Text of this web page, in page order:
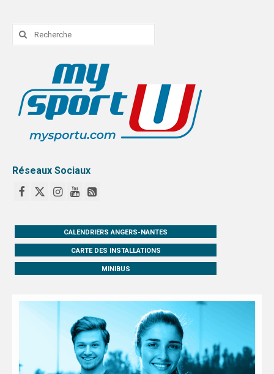
Rechercher
Réseaux Sociaux
CALENDRIERS ANGERS-NANTES
CARTE DES INSTALLATIONS
MINIBUS